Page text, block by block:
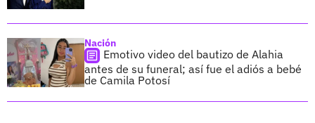
Nación
Emotivo video del bautizo de Alahia
antes de su funeral; así fue el adiós a bebé
de Camila Potosí